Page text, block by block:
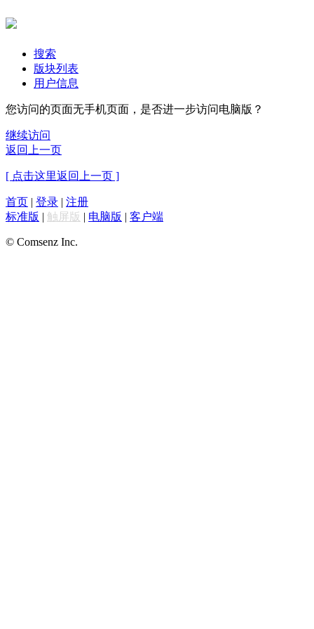
搜索
版块列表
用户信息
您访问的页面无手机页面，是否进一步访问电脑版？
继续访问
返回上一页
[ 点击这里返回上一页 ]
首页 | 登录 | 注册
标准版 | 触屏版 | 电脑版 | 客户端
© Comsenz Inc.